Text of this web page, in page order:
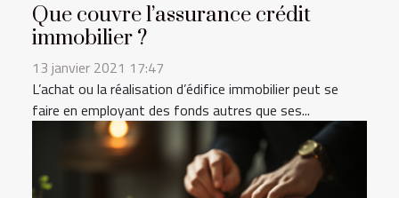
Que couvre l’assurance crédit
immobilier ?
13 janvier 2021 17:47
L’achat ou la réalisation d’édifice immobilier peut se
faire en employant des fonds autres que ses...